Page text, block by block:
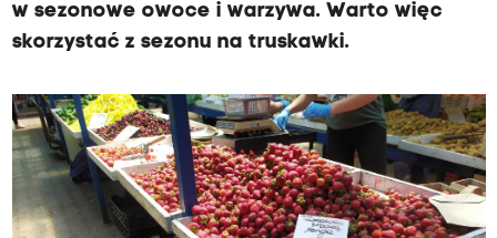
w sezonowe owoce i warzywa. Warto więc
skorzystać z sezonu na truskawki.